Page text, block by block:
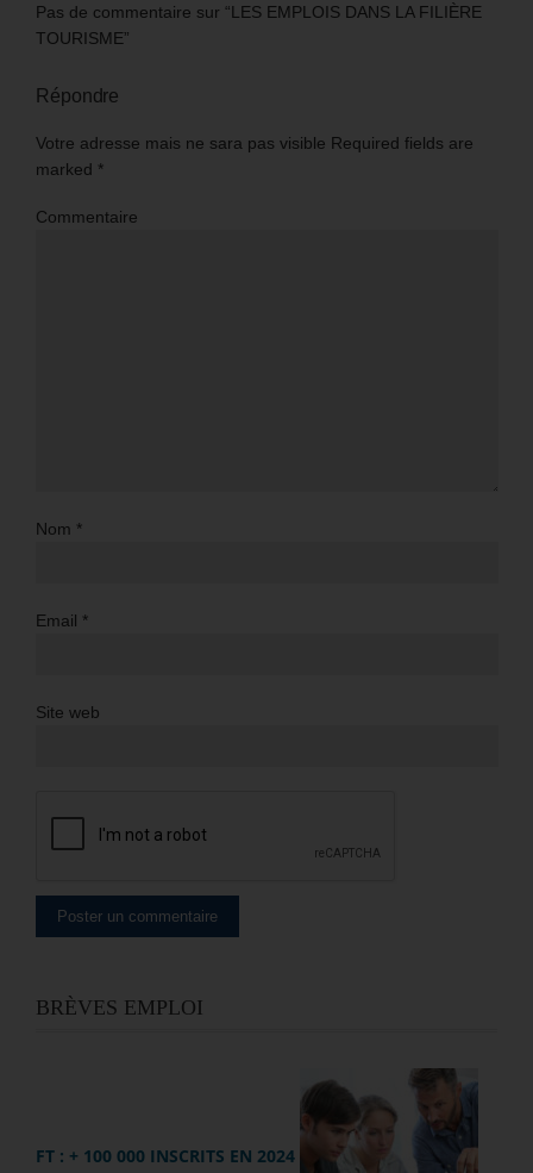
Pas de commentaire sur “LES EMPLOIS DANS LA FILIÈRE
TOURISME”
Répondre
Votre adresse mais ne sara pas visible Required fields are
marked *
Commentaire
Nom *
Email *
Site web
BRÈVES EMPLOI
FT : + 100 000 INSCRITS EN 2024